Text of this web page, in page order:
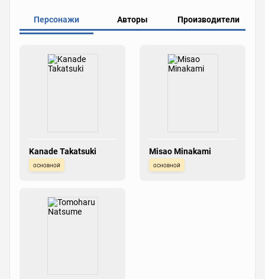
Персонажи Авторы Производители
Kanade Takatsuki
основной
Misao Minakami
основной